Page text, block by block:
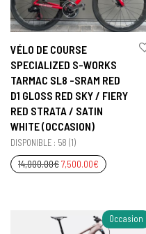
VÉLO DE COURSE
SPECIALIZED S-WORKS
TARMAC SL8 -SRAM RED
D1 GLOSS RED SKY / FIERY
RED STRATA / SATIN
WHITE (OCCASION)
DISPONIBLE : 58 (1)
14,000.00€7,500.00€
Occasion